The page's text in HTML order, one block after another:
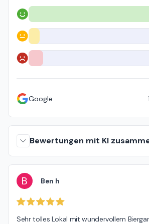
Positiv
Neutral
Negativ
Google
Bewertungen mit KI
B Ben h
Sehr tolles Lokal mit wundervollem